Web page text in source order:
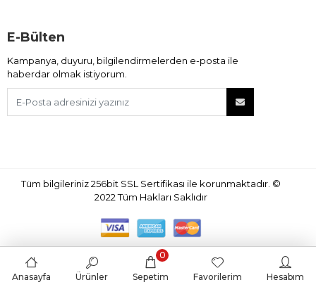
E-Bülten
Kampanya, duyuru, bilgilendirmelerden e-posta ile
haberdar olmak istiyorum.
Tüm bilgileriniz 256bit SSL Sertifikası ile korunmaktadır. ©
2022Tüm Hakları Saklıdır
Anasayfa Ürünler Sepetim
0
Favorilerim Hesabım